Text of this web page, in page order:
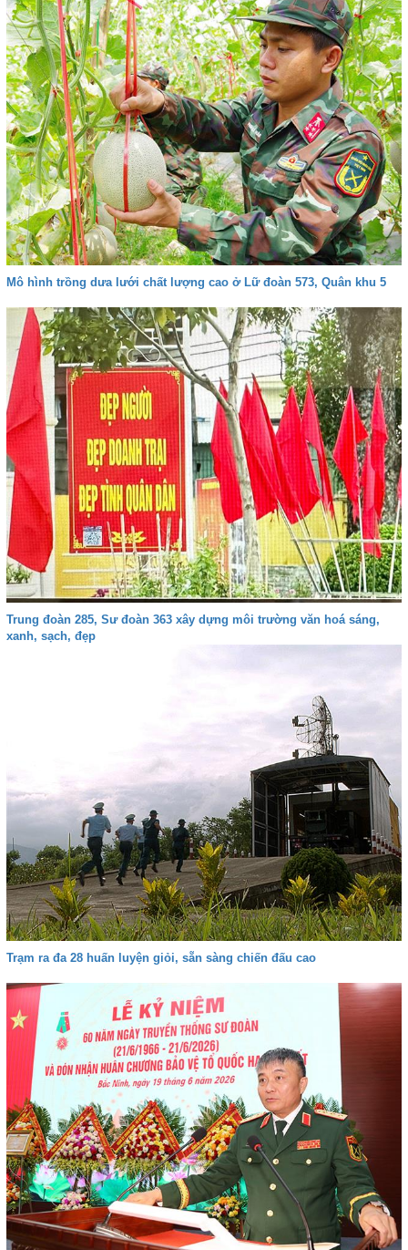
Mô hình trồng dưa lưới chất lượng cao ở Lữ đoàn 573, Quân khu 5
Trung đoàn 285, Sư đoàn 363 xây dựng môi trường văn hoá sáng,
xanh, sạch, đẹp
Trạm ra đa 28 huấn luyện giỏi, sẵn sàng chiến đấu cao